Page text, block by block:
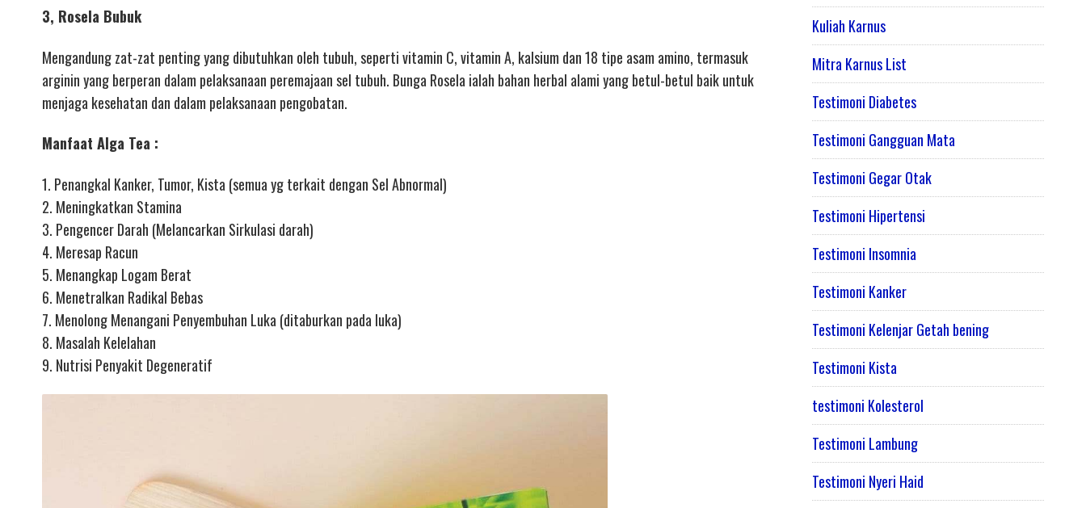
3, Rosela Bubuk
Mengandung zat-zat penting yang dibutuhkan oleh tubuh, seperti vitamin C, vitamin A, kalsium dan 18 tipe asam amino, termasuk
arginin yang berperan dalam pelaksanaan peremajaan sel tubuh. Bunga Rosela ialah bahan herbal alami yang betul-betul baik untuk
menjaga kesehatan dan dalam pelaksanaan pengobatan.
Manfaat Alga Tea :
1. Penangkal Kanker, Tumor, Kista (semua yg terkait dengan Sel Abnormal)
2. Meningkatkan Stamina
3. Pengencer Darah (Melancarkan Sirkulasi darah)
4. Meresap Racun
5. Menangkap Logam Berat
6. Menetralkan Radikal Bebas
7. Menolong Menangani Penyembuhan Luka (ditaburkan pada luka)
8. Masalah Kelelahan
9. Nutrisi Penyakit Degeneratif
Kuliah Karnus
Mitra Karnus List
Testimoni Diabetes
Testimoni Gangguan Mata
Testimoni Gegar Otak
Testimoni Hipertensi
Testimoni Insomnia
Testimoni Kanker
Testimoni Kelenjar Getah bening
Testimoni Kista
testimoni Kolesterol
Testimoni Lambung
Testimoni Nyeri Haid